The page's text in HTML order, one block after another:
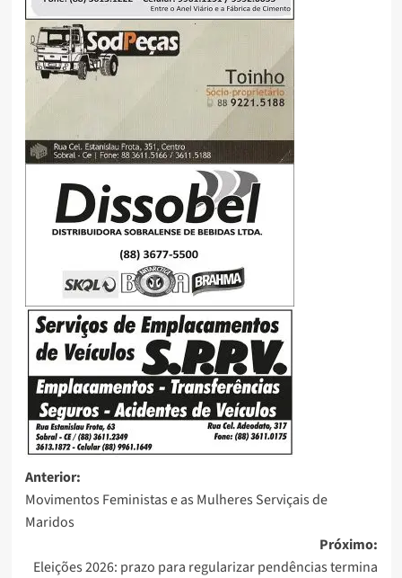
Anterior:
Movimentos Feministas e as Mulheres Serviçais de
Maridos
Próximo:
Eleições 2026: prazo para regularizar pendências termina